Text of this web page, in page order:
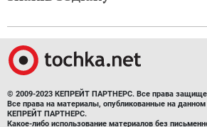
© 2009-2023 КЕПРЕЙТ ПАРТНЕРС. Все права
Все права на материалы, опубликованные на
КЕПРЕЙТ ПАРТНЕРС.
Какое-либо использование материалов без